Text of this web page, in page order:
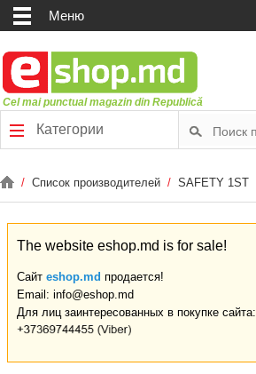
Меню
Cel mai punctual magazin din Republică
Категории
/ Список производителей / SAFETY 1ST
The website eshop.md is for sale!
Сайт eshop.md продается!
Email: info@eshop.md
Для лиц заинтересованных в покупке сайта: